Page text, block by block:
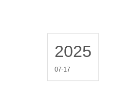
2025
07-17